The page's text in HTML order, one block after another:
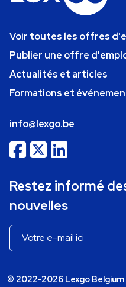
Voir toutes les offres
Publier une offre
Actualités et articles
Formations et
info@lexgo.be
Restez informé
nouvelles
© 2022-2026 Lexgo